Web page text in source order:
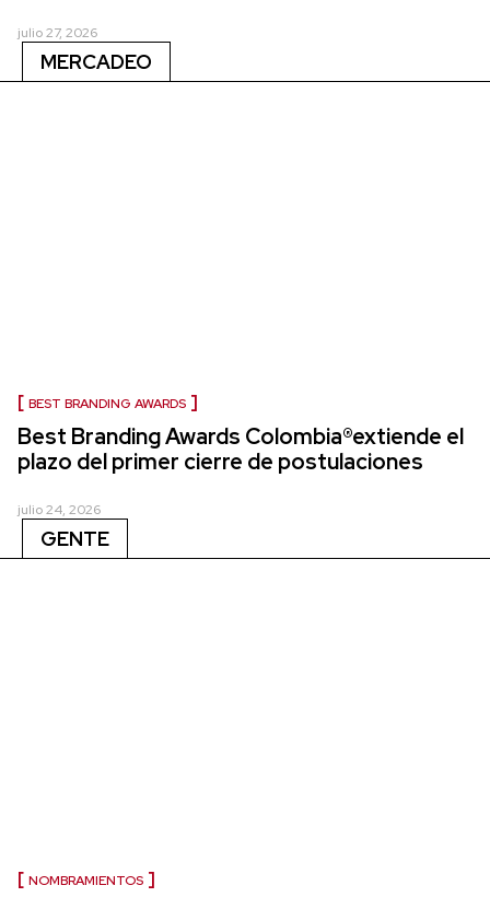
julio 27, 2026
MERCADEO
BEST BRANDING AWARDS
Best Branding Awards Colombia®extiende el
plazo del primer cierre de postulaciones
julio 24, 2026
GENTE
NOMBRAMIENTOS